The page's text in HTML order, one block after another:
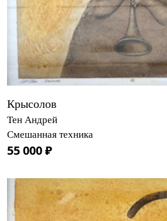
Крысолов
Тен Андрей
Смешанная техника
55 000 ₽